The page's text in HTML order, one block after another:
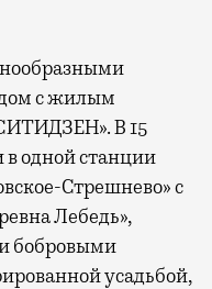
с жилым
В 15
одной станции
Стрешнево» с
Лебедь»,
бобровыми
усадьбой,